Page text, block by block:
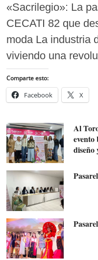
«Sacrilegio»: La
CECATI 82 que
moda La industria
viviendo una
Comparte esto:
Facebook X
Al
evento
diseño